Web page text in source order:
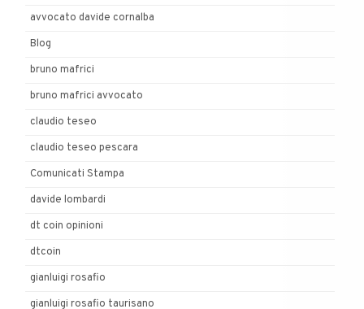
avvocato davide cornalba
Blog
bruno mafrici
bruno mafrici avvocato
claudio teseo
claudio teseo pescara
Comunicati Stampa
davide lombardi
dt coin opinioni
dtcoin
gianluigi rosafio
gianluigi rosafio taurisano